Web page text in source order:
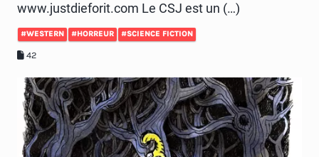
www.justdieforit.com Le CSJ est un (…)
#WESTERN #HORREUR #SCIENCE FICTION
42